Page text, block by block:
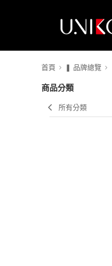
首頁 ❚ 品牌總覽
商品分類
所有分類